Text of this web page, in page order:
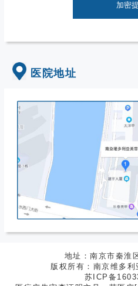
加密
医院地址
地址：南京市秦淮
版权所有：南京维多利
苏ICP备